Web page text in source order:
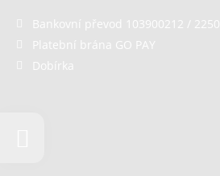
Bankovní převod 103900212 / 2250
Platební brána GO PAY
Dobírka